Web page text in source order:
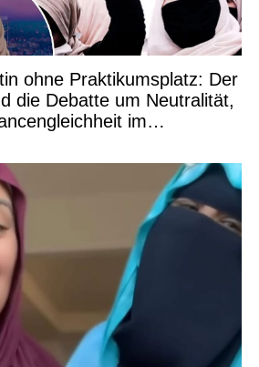
ohne Praktikumsplatz: Der
die Debatte um Neutralität,
im